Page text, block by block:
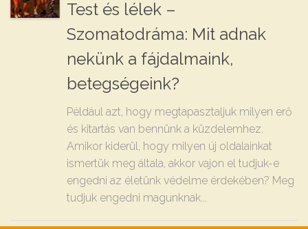
Test és lélek –
Szomatodráma: Mit adnak
nekünk a fájdalmaink,
betegségeink?
Például azt, hogy megtapasztaljuk milyen erő
és kitartás van bennünk a küzdelemhez.
Amikor kiderül, hogy milyen új oldalainkat
ismertük meg általa, akkor vajon el tudjuk-e
engedni az életünk védelme érdekében? Meg
tudjuk engedni magunknak...